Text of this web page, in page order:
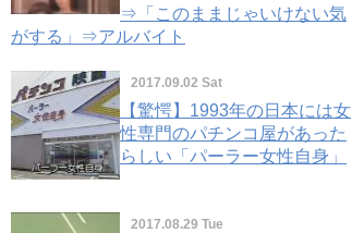
⇒「このままじゃいけない気
がする」⇒アルバイト
2017.09.02 Sat
【驚愕】1993年の日本には女
性専門のパチンコ屋があった
らしい「パーラー女性自身」
2017.08.29 Tue